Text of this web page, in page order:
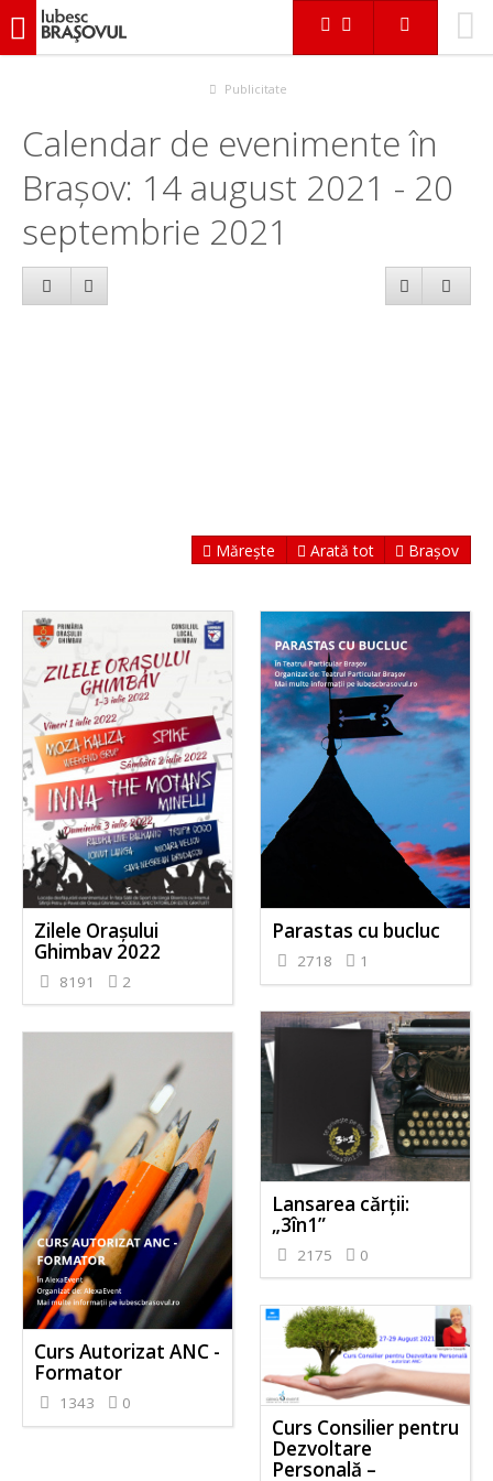
iubescbraşovul.ro
Publicitate
Calendar de evenimente în
Brașov: 14 august 2021 - 20
septembrie 2021
Mărește Arată tot Brașov
Zilele Orașului
Ghimbav 2022
8191 2
Parastas cu bucluc
2718 1
Lansarea cărții:
„3în1”
2175 0
Curs Autorizat ANC -
Formator
1343 0
Curs Consilier pentru
Dezvoltare
Personală –